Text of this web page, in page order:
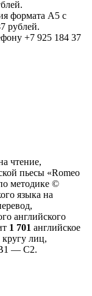
формата А5 с
рублей.
+7 925 184 37
чтение,
пьесы «Romeo
методике ©
языка на
английского
1 701 английское
лиц,
В1 — С2.